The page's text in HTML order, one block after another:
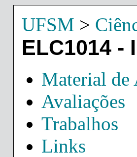
UFSM >
ELC1014
Material de
Avaliações
Trabalhos
Links